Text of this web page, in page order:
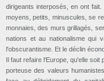
dirigeants interposés, en ont
moyens, petits, minuscules, se
monnaies, des murs grillagés,
nations et au nationalisme qui
l'obscurantisme. Et le déclin
Il faut refaire l'Europe, qu'elle soit
porteuse des valeurs